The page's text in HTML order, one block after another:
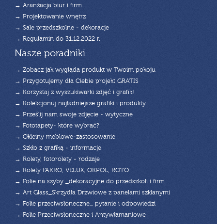
→ Aranżacja biur i firm
→ Projektowanie wnętrz
→ Sale przedszkolne - dekoracje
→ Regulamin do 31.12.2022 r.
Nasze poradniki
→ Zobacz jak wygląda produkt w Twoim pokoju
→ Przygotujemy dla Ciebie projekt GRATIS
→ Korzystaj z wyszukiwarki zdjęć i grafik!
→ Kolekcjonuj najładniejsze grafiki i produkty
→ Prześlij nam swoje zdjęcie - wytyczne
→ Fototapety- które wybrać?
→ Okleiny meblowe-zastosowanie
→ Szkło z grafiką - informacje
→ Rolety, fotorolety - rodzaje
→ Rolety FAKRO, VELUX, OKPOL, ROTO
→ Folie na szyby _dekoracyjne do przedszkoli i firm
→ Art Glass_Skrzydła Drzwiowe z panelami szklanymi
→ Folie przeciwsłoneczne_ pytanie i odpowiedzi
→ Folie Przeciwsłoneczne i Antywłamaniowe